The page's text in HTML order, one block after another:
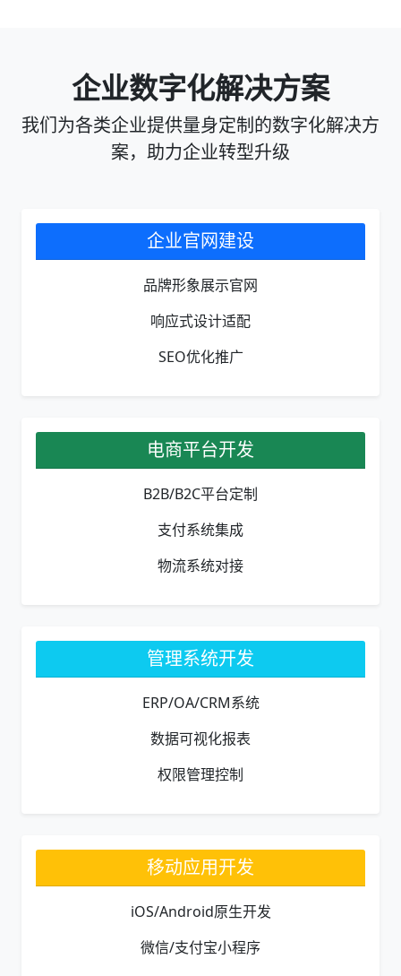
企业数字化解决方案
我们为各类企业提供量身定制的数字化解决方
案，助力企业转型升级
企业官网建设
品牌形象展示官网
响应式设计适配
SEO优化推广
电商平台开发
B2B/B2C平台定制
支付系统集成
物流系统对接
管理系统开发
ERP/OA/CRM系统
数据可视化报表
权限管理控制
移动应用开发
iOS/Android原生开发
微信/支付宝小程序